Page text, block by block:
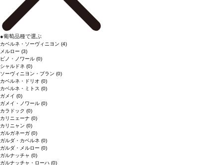
●葡萄品種で選ぶ
カベルネ・ソーヴィニヨン (4)
メルロー (3)
ピノ・ノワール (0)
シャルドネ (0)
ソーヴィニヨン・ブラン (0)
カベルネ・ドリオ (0)
カベルネ・ミトス (0)
ガメイ (0)
ガメイ・ノワール (0)
カラドック (0)
カリニェーナ (0)
カリニャン (0)
ガルガネーガ (0)
ガルダ・カベルネ (0)
ガルダ・メルロー (0)
ガルナッチャ (0)
ガルナッチャ・ローハ (0)